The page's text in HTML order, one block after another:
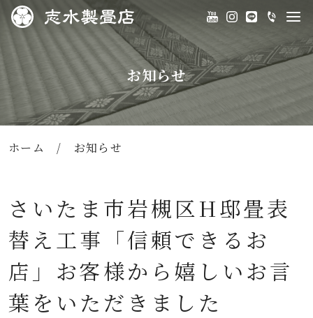
お知らせ
ホーム / お知らせ
さいたま市岩槻区H邸畳表
替え工事「信頼できるお
店」お客様から嬉しいお言
葉をいただきました